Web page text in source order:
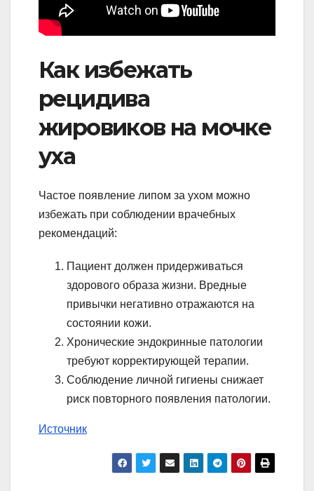
Как избежать
рецидива
жировиков на мочке
уха
Частое появление липом за ухом можно
избежать при соблюдении врачебных
рекомендаций:
Пациент должен придерживаться
здорового образа жизни. Вредные
привычки негативно отражаются на
состоянии кожи.
Хронические эндокринные патологии
требуют корректирующей терапии.
Соблюдение личной гигиены снижает
риск повторного появления патологии.
Источник